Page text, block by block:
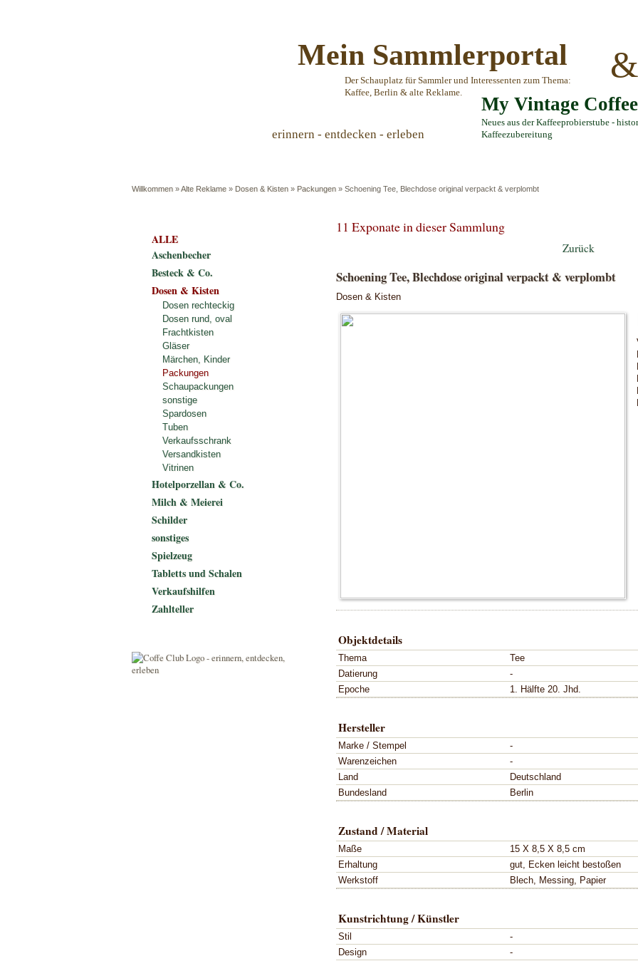
Mein Sammlerportal
Der Schauplatz für Sammler und Interessenten zum Thema:
Kaffee, Berlin & alte Reklame.
&
My Vintage
Neues aus der Kaffeeprobierstube -
Kaffeezubereitung
erinnern - entdecken - erleben
Willkommen »Alte Reklame » Dosen & Kisten » Packungen » Schoening Tee, Blechdose original verpackt & verplombt
11 Exponate in dieser Sammlung
Zurück
Schoening Tee, Blechdose original verpackt & verplombt
Dosen & Kisten
Objektdetails
Thema
Tee
Datierung
-
Epoche
1. Hälfte 20. Jhd.
Hersteller
Marke / Stempel
-
Warenzeichen
-
Land
Deutschland
Bundesland
Berlin
Zustand / Material
Maße
15 X 8,5 X 8,5 cm
Erhaltung
gut, Ecken leicht bestoßen
Werkstoff
Blech, Messing, Papier
Kunstrichtung / Künstler
Stil
-
Design
-
ALLE
Aschenbecher
Besteck & Co.
Dosen & Kisten
Dosen rechteckig
Dosen rund, oval
Frachtkisten
Gläser
Märchen, Kinder
Packungen
Schaupackungen
sonstige
Spardosen
Tuben
Verkaufsschrank
Versandkisten
Vitrinen
Hotelporzellan & Co.
Milch & Meierei
Schilder
sonstiges
Spielzeug
Tabletts und Schalen
Verkaufshilfen
Zahlteller